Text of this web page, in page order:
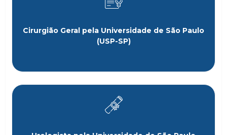
Cirurgião Geral pela Universidade de São Paulo
(USP-SP)